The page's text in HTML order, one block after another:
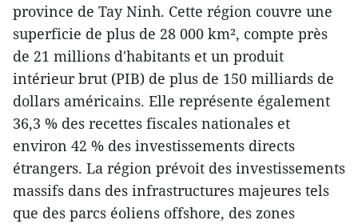
province de Tay Ninh. Cette région couvre une
superficie de plus de 28 000 km², compte près
de 21 millions d'habitants et un produit
intérieur brut (PIB) de plus de 150 milliards de
dollars américains. Elle représente également
36,3 % des recettes fiscales nationales et
environ 42 % des investissements directs
étrangers. La région prévoit des investissements
massifs dans des infrastructures majeures tels
que des parcs éoliens offshore, des zones